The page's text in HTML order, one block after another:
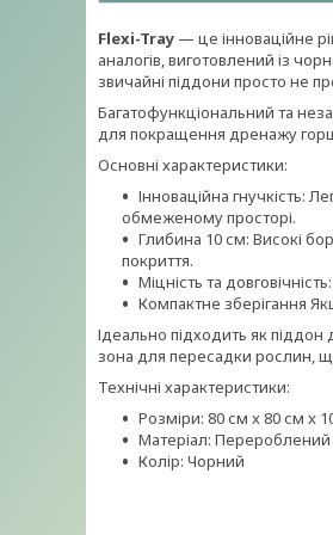
Flexi-Tray — це інноваційне
аналогів, виготовлений із
звичайні піддони просто не
Багатофункціональний та
для покращення дренажу
Основні характеристики:
Інноваційна гнучкість:
обмеженому просторі.
Глибина 10 см: Високі
покриття.
Міцність та
Компактне зберігання
Ідеально підходить як
зона для пересадки рослин,
Технічні характеристики:
Розміри: 80 см x 80 см x
Матеріал: Перероблений
Колір: Чорний